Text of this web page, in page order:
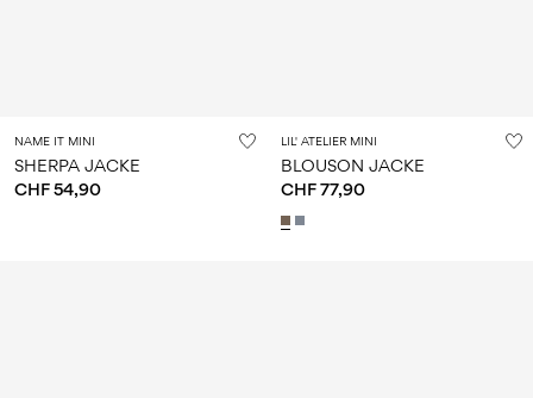
NAME IT MINI
SHERPA JACKE
CHF 54,90
LIL' ATELIER MINI
BLOUSON JACKE
CHF 77,90